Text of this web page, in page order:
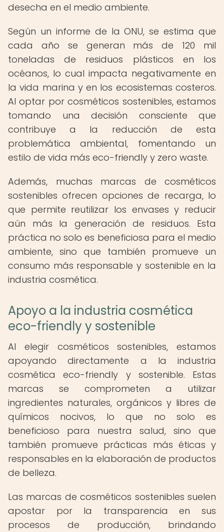
desecha en el medio ambiente.
Según un informe de la ONU, se estima que
cada año se generan más de 120 mil
toneladas de residuos plásticos en los
océanos, lo cual impacta negativamente en
la vida marina y en los ecosistemas costeros.
Al optar por cosméticos sostenibles, estamos
tomando una decisión consciente que
contribuye a la reducción de esta
problemática ambiental, fomentando un
estilo de vida más eco-friendly y zero waste.
Además, muchas marcas de cosméticos
sostenibles ofrecen opciones de recarga, lo
que permite reutilizar los envases y reducir
aún más la generación de residuos. Esta
práctica no solo es beneficiosa para el medio
ambiente, sino que también promueve un
consumo más responsable y sostenible en la
industria cosmética.
Apoyo a la industria cosmética
eco-friendly y sostenible
Al elegir cosméticos sostenibles, estamos
apoyando directamente a la industria
cosmética eco-friendly y sostenible. Estas
marcas se comprometen a utilizar
ingredientes naturales, orgánicos y libres de
químicos nocivos, lo que no solo es
beneficioso para nuestra salud, sino que
también promueve prácticas más éticas y
responsables en la elaboración de productos
de belleza.
Las marcas de cosméticos sostenibles suelen
apostar por la transparencia en sus
procesos de producción, brindando